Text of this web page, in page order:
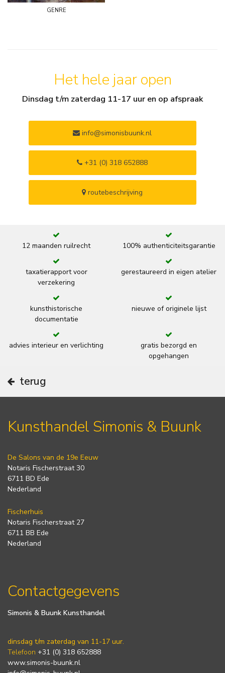
genre
Het hele jaar open
Dinsdag t/m zaterdag 11-17 uur en op afspraak
info@simonisbuunk.nl
+31 (0) 318 652888
routebeschrijving
12 maanden ruilrecht 100% authenticiteitsgarantie
taxatierapport voor
verzekering
gerestaureerd in eigen atelier
kunsthistorische
documentatie
nieuwe of originele lijst
advies interieur en verlichting
gratis bezorgd en
opgehangen
terug
Kunsthandel Simonis & Buunk
De Salons van de 19e Eeuw
Notaris Fischerstraat 30
6711 BD Ede
Nederland
Fischerhuis
Notaris Fischerstraat 27
6711 BB Ede
Nederland
Contactgegevens
Simonis & Buunk Kunsthandel
dinsdag t/m zaterdag van 11-17 uur.
Telefoon +31 (0) 318 652888
www.simonis-buunk.nl